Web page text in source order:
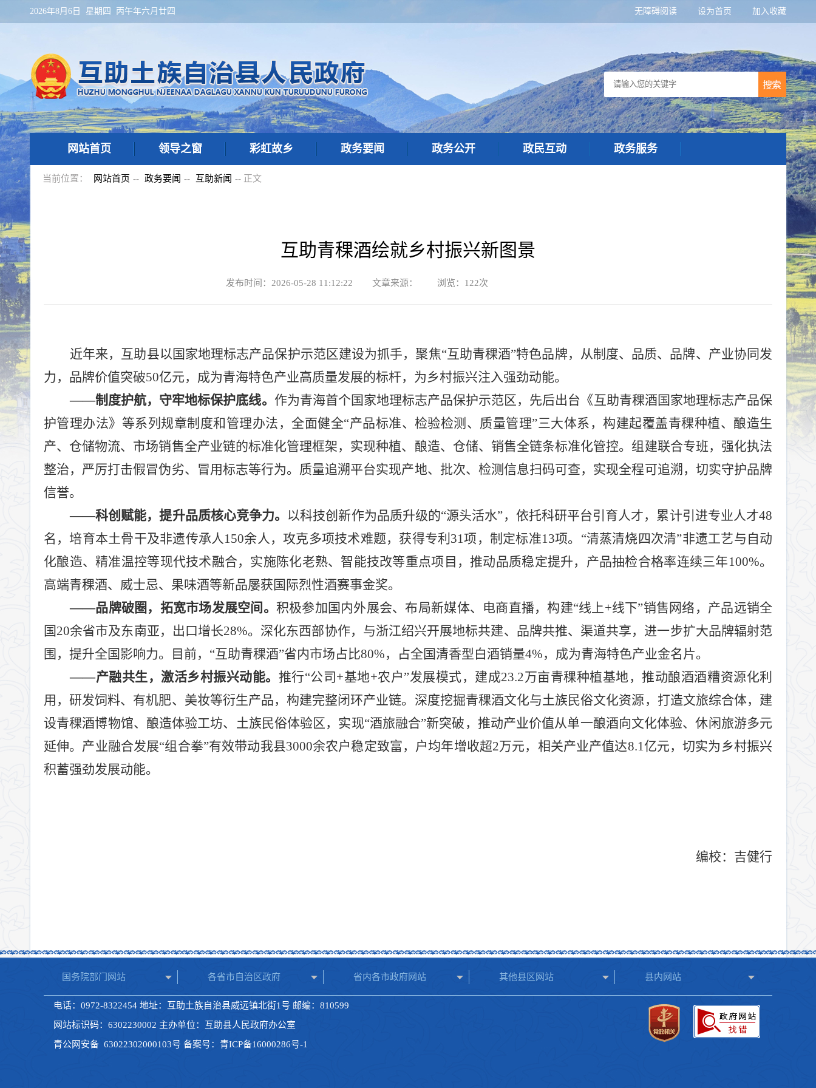
2026年8月6日 星期四 丙午年六月廿四 无障碍阅读 设为首页 加入收藏
网站首页 领导之窗 彩虹故乡 政务要闻 政务公开 政民互动 政务服务
当前位置： 网站首页 -- 政务要闻 -- 互助新闻 -- 正文
互助青稞酒绘就乡村振兴新图景
发布时间：2026-05-28 11:12:22 文章来源： 浏览： 122次
近年来，互助县以国家地理标志产品保护示范区建设为抓手，聚焦“互助青稞酒”特色品牌，从制度、品质、品牌、产业协同发
力，品牌价值突破50亿元，成为青海特色产业高质量发展的标杆，为乡村振兴注入强劲动能。
——制度护航，守牢地标保护底线。 作为青海首个国家地理标志产品保护示范区，先后出台《互助青稞酒国家地理标志产品保
护管理办法》等系列规章制度和管理办法，全面健全“产品标准、检验检测、质量管理”三大体系，构建起覆盖青稞种植、酿造生
产、仓储物流、市场销售全产业链的标准化管理框架，实现种植、酿造、仓储、销售全链条标准化管控。组建联合专班，强化执法
整治，严厉打击假冒伪劣、冒用标志等行为。质量追溯平台实现产地、批次、检测信息扫码可查，实现全程可追溯，切实守护品牌
信誉。
——科创赋能，提升品质核心竞争力。 以科技创新作为品质升级的“源头活水”，依托科研平台引育人才，累计引进专业人才48
名，培育本土骨干及非遗传承人150余人，攻克多项技术难题，获得专利 31项，制定标准13项。 “清蒸清烧四次清”非遗工艺与自动
化酿造、精准温控等现代技术融合，实施陈化老熟、智能技改等重点项目，推动品质稳定提升，产品抽检合格率连续三年100%。
高端青稞酒、威士忌、果味酒等新品屡获国际烈性酒赛事金奖。
——品牌破圈，拓宽市场发展空间 。 积极参加国内外展会、布局新媒体、电商直播，构建“线上+线下”销售网络，产品远销全
国20余省市及东南亚，出口增长28%。深化东西部协作，与浙江绍兴开展地标共建、品牌共推、渠道共享，进一步扩大品牌辐射范
围，提升全国影响力。目前， “互助青稞酒”省内市场占比80%，占全国清香型白酒销量4%，成为青海特色产业金名片。
——产融共生，激活乡村振兴动能。 推行“公司 +基地+农户”发展模式，建成23.2万亩青稞种植基地，推动酿酒酒糟资源化利
用，研发饲料、有机肥、美妆等衍生产品，构建完整闭环产业链。深度挖掘青稞酒文化与土族民俗文化资源，打造文旅综合体，建
设青稞酒博物馆、酿造体验工坊、土族民俗体验区，实现“酒旅融合”新突破，推动产业价值从单一酿酒向文化体验、休闲旅游多元
延伸。产业融合发展“组合拳”有效带动我县3000余农户稳定致富，户均年增收超2万元，相关产业产值达8.1亿元，切实为乡村振兴
积蓄强劲发展动能。
编校： 吉健行
国务院部门网站 各省市自治区政府 省内各市政府网站 其他县区网站 县内网站
电话：0972-8322454 地址：互助土族自治县威远镇北街1号 邮编：810599
网站标识码：6302230002 主办单位：互助县人民政府办公室
青公网安备 63022302000103号 备案号： 青ICP备16000286号-1